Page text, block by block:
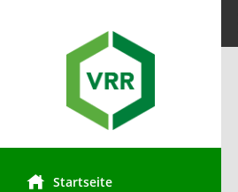
Startseite